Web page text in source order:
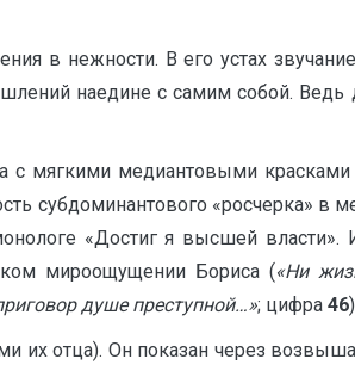
в нежности. В его устах
наедине с самим собой. Ведь
с мягкими медиантовыми
субдоминантового «росчерка» в
«Достиг я высшей
мироощущении Бориса («Ни
душе преступной…»; цифра 46
их отца). Он показан через